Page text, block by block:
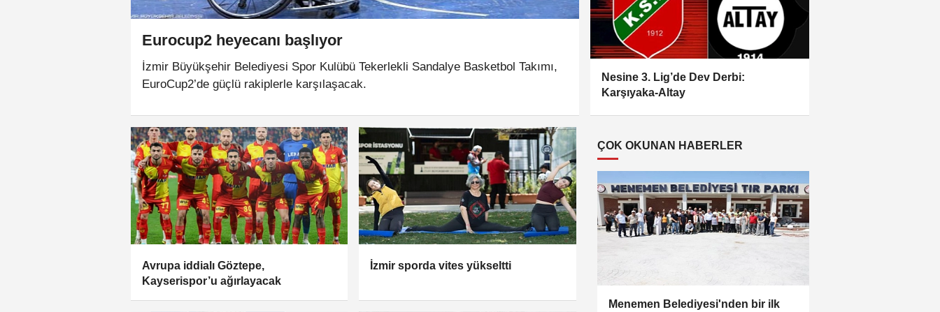
Eurocup2 heyecanı başlıyor
İzmir Büyükşehir Belediyesi Spor Kulübü Tekerlekli Sandalye Basketbol Takımı,
EuroCup2’de güçlü rakiplerle karşılaşacak.
Nesine 3. Lig’de Dev Derbi:
Karşıyaka-Altay
Avrupa iddialı Göztepe,
Kayserispor’u ağırlayacak
İzmir sporda vites yükseltti
ÇOK OKUNAN HABERLER
Menemen Belediyesi'nden bir ilk